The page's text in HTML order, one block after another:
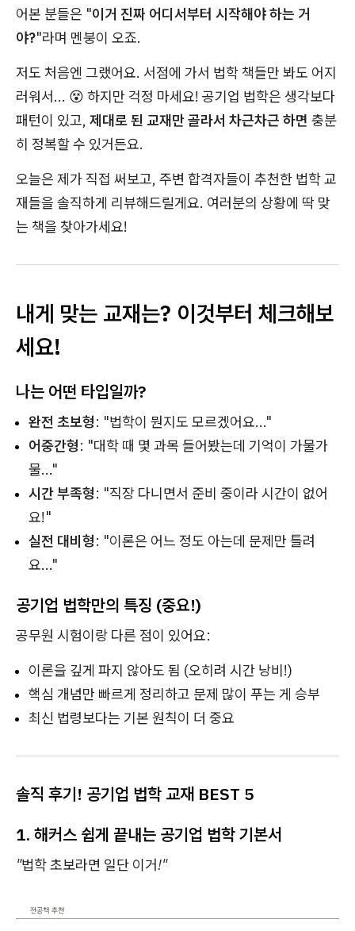
어본 분들은 "이거 진짜 어디서부터 시작해야 하는 거
야?"라며 멘붕이 오죠.
저도 처음엔 그랬어요. 서점에 가서 법학 책들만 봐도 어지
러워서... 😵 하지만 걱정 마세요! 공기업 법학은 생각보다
패턴이 있고, 제대로 된 교재만 골라서 차근차근 하면 충분
히 정복할 수 있거든요.
오늘은 제가 직접 써보고, 주변 합격자들이 추천한 법학 교
재들을 솔직하게 리뷰해드릴게요. 여러분의 상황에 딱 맞
는 책을 찾아가세요!
내게 맞는 교재는? 이것부터 체크해보
세요!
나는 어떤 타입일까?
완전 초보형: "법학이 뭔지도 모르겠어요..."
어중간형: "대학 때 몇 과목 들어봤는데 기억이 가물가
물..."
시간 부족형: "직장 다니면서 준비 중이라 시간이 없어
요!"
실전 대비형: "이론은 어느 정도 아는데 문제만 틀려
요..."
공기업 법학만의 특징 (중요!)
공무원 시험이랑 다른 점이 있어요:
이론을 깊게 파지 않아도 됨 (오히려 시간 낭비!)
핵심 개념만 빠르게 정리하고 문제 많이 푸는 게 승부
최신 법령보다는 기본 원칙이 더 중요
솔직 후기! 공기업 법학 교재 BEST 5
1. 해커스 쉽게 끝내는 공기업 법학 기본서
"법학 초보라면 일단 이거!"